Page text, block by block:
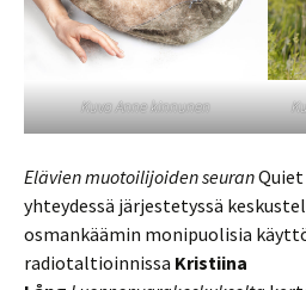
Kuva Anne kinnunen
Elävien muotoilijoiden seuran
yhteydessä järjestetyssä
osmankäämin monipuolisia
radiotaltioinnissa Kristiina